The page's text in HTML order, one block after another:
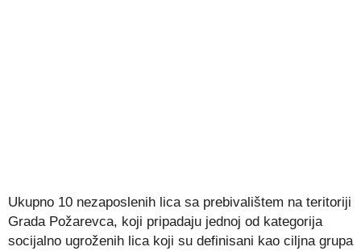
Ukupno 10 nezaposlenih lica sa prebivalištem na teritoriji
Grada Požarevca, koji pripadaju jednoj od kategorija
socijalno ugroženih lica koji su definisani kao ciljna grupa